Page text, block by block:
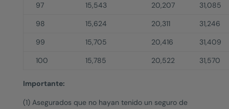
97
15,543 20,207
31,085
98
15,624 20,311
31,246
99
15,705 20,416
31,409
100
15,785 20,522 31,570
Importante:
(1) Asegurados que no hayan tenido un seguro de